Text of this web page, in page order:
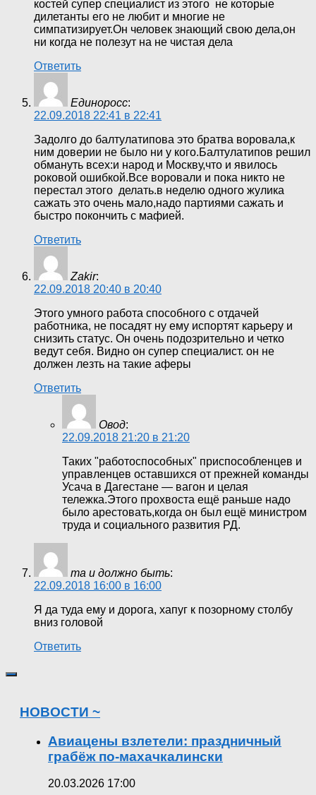
костей супер специалист из этого не которые
дилетанты его не любит и многие не
симпатизирует.Он человек знающий свою дела,он
ни когда не полезут на не чистая дела
Ответить
Единоросс:
22.09.2018 22:41 в 22:41
Задолго до балтулатипова это братва воровала,к
ним доверии не было ни у кого.Балтулатипов решил
обмануть всех:и народ и Москву,что и явилось
роковой ошибкой.Все воровали и пока никто не
перестал этого делать.в неделю одного жулика
сажать это очень мало,надо партиями сажать и
быстро покончить с мафией.
Ответить
Zakir:
22.09.2018 20:40 в 20:40
Этого умного работа способного с отдачей
работника, не посадят ну ему испортят карьеру и
снизить статус. Он очень подозрительно и четко
ведут себя. Видно он супер специалист. он не
должен лезть на такие аферы
Ответить
Овод:
22.09.2018 21:20 в 21:20
Таких "работоспособных" приспособленцев и
управленцев оставшихся от прежней команды
Усача в Дагестане — вагон и целая
тележка.Этого прохвоста ещё раньше надо
было арестовать,когда он был ещё министром
труда и социального развития РД.
та и должно быть:
22.09.2018 16:00 в 16:00
Я да туда ему и дорога, хапуг к позорному столбу
вниз головой
Ответить
НОВОСТИ ~
Авиацены взлетели: праздничный
грабёж по-махачкалински
20.03.2026 17:00